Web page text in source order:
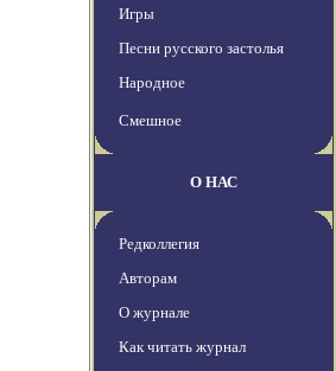
Игры
Песни русского застолья
Народное
Смешное
О НАС
Редколлегия
Авторам
О журнале
Как читать журнал